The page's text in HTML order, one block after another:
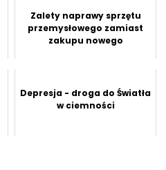
Zalety naprawy sprzętu
przemysłowego zamiast
zakupu nowego
Depresja - droga do Światła
w ciemności